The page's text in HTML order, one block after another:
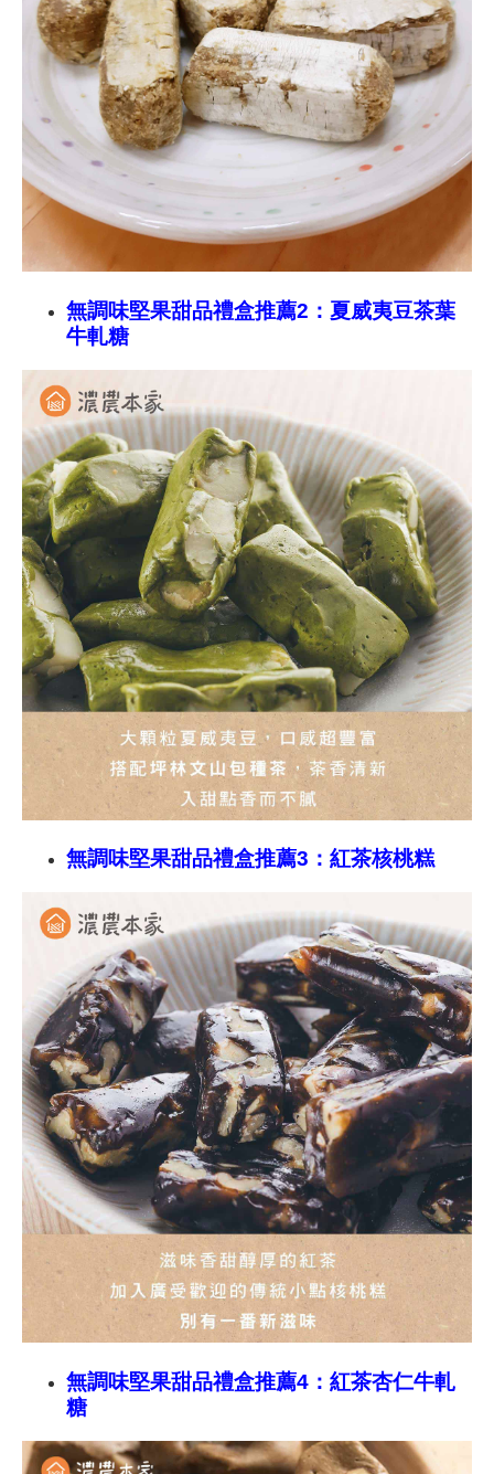
無調味堅果甜品禮盒推薦2：夏威夷豆茶葉
牛軋糖
無調味堅果甜品禮盒推薦3：紅茶核桃糕
無調味堅果甜品禮盒推薦4：紅茶杏仁牛軋
糖